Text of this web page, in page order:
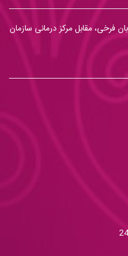
فرخی، مقابل مرکز درمانی سازمان